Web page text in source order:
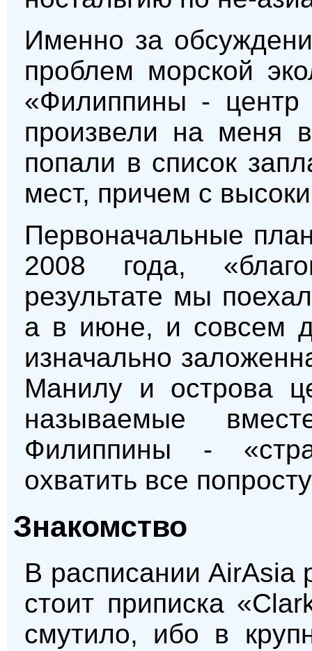
Именно за
проблем морской
«Филиппины - центр
произвели на меня
попали в список
мест, причем с
Первоначальные
2008 года,
результате мы
а в июне, и совсем
изначально
Манилу и острова
называемые
Филиппины -
охватить все
Знакомство
В расписании
стоит приписка
смутило, ибо в